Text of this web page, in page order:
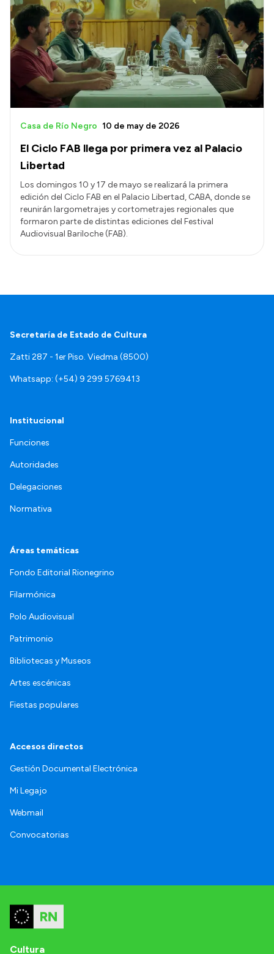
El Ciclo FAB llega por primera vez al Palacio
Libertad
Casa de Río Negro 10 de may de 2026
Los domingos 10 y 17 de mayo se realizará la primera
edición del Ciclo FAB en el Palacio Libertad, CABA, donde se
reunirán largometrajes y cortometrajes regionales que
formaron parte de distintas ediciones del Festival
Audiovisual Bariloche (FAB).
Secretaría de Estado de Cultura
Zatti 287 - 1er Piso. Viedma (8500)
Whatsapp: (+54) 9 299 5769413
Institucional
Funciones
Autoridades
Delegaciones
Normativa
Áreas temáticas
Fondo Editorial Rionegrino
Filarmónica
Polo Audiovisual
Patrimonio
Bibliotecas y Museos
Artes escénicas
Fiestas populares
Accesos directos
Gestión Documental Electrónica
Mi Legajo
Webmail
Convocatorias
Cultura